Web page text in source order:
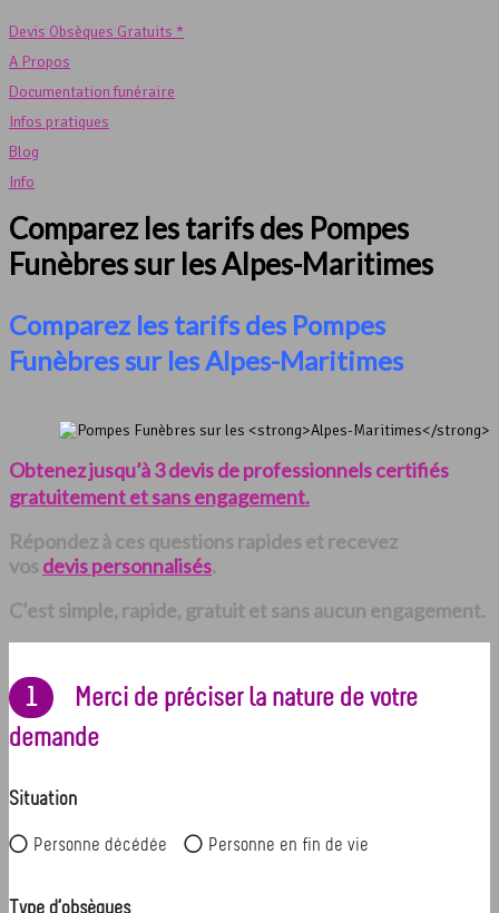
Devis Obsèques Gratuits *
A Propos
Documentation funéraire
Infos pratiques
Blog
Info
Comparez les tarifs des Pompes
Funèbres sur lesAlpes-Maritimes
Comparez les tarifs des Pompes
Funèbres sur les Alpes-Maritimes
Obtenez jusqu’à 3 devis de professionnels certifiés
gratuitement et sans engagement.
Répondez à ces questions rapides et recevez
vos devis personnalisés.
C’est simple, rapide, gratuit et sans aucun engagement.